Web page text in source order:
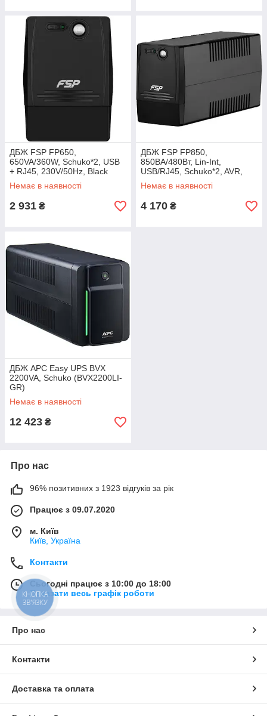
ДБЖ FSP FP650,
650VA/360W, Schuko*2, USB
+ RJ45, 230V/50Hz, Black
(PPF3601402)
Немає в наявності
2 931 ₴
ДБЖ FSP FP850,
850ВА/480Вт, Lin-Int,
USB/RJ45, Schuko*2, AVR,
Black (PPF4801102)
Немає в наявності
4 170 ₴
ДБЖ APC Easy UPS BVX
2200VA, Schuko (BVX2200LI-
GR)
Немає в наявності
12 423 ₴
Про нас
96% позитивних з 1923 відгуків за рік
Працює з 09.07.2020
м. Київ
Київ, Україна
Контакти
Сьогодні працює з 10:00 до 18:00
Показати весь графік роботи
Про нас
Контакти
Доставка та оплата
КНОПКА
ЗВ'ЯЗКУ